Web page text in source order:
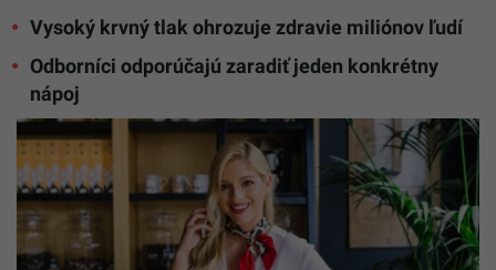
Vysoký krvný tlak ohrozuje zdravie miliónov ľudí
Odborníci odporúčajú zaradiť jeden konkrétny
nápoj